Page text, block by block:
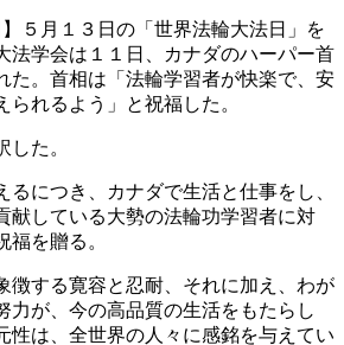
】５月１３日の「世界法輪大法日」を
法学会は１１日、カナダのハーパー首
た。首相は「法輪学習者が快楽で、安
れるよう」と祝福した。
た。
るにつき、カナダで生活と仕事をし、
献している大勢の法輪功学習者に対
福を贈る。
徴する寛容と忍耐、それに加え、わが
力が、今の高品質の生活をもたらし
性は、全世界の人々に感銘を与えてい